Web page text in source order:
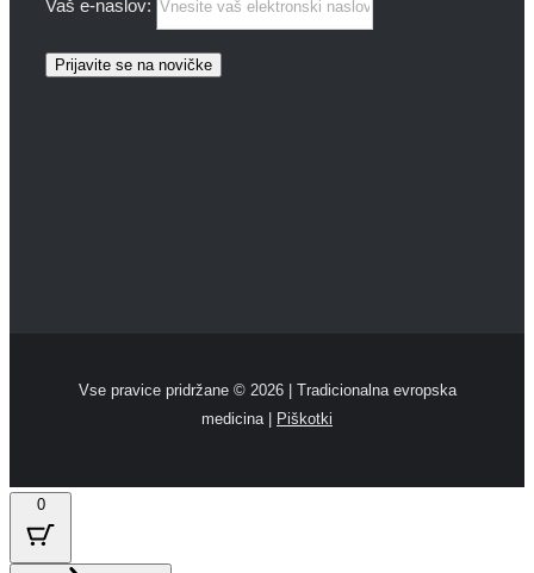
Vaš e-naslov:
Vse pravice pridržane © 2026 | Tradicionalna evropska
medicina |
Piškotki
0